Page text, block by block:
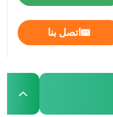
اتصل بنا